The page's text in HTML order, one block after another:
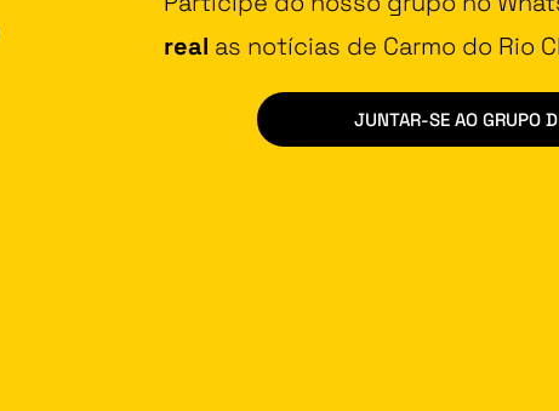
real as notícias de Carmo do Rio
JUNTAR-SE AO GRUPO